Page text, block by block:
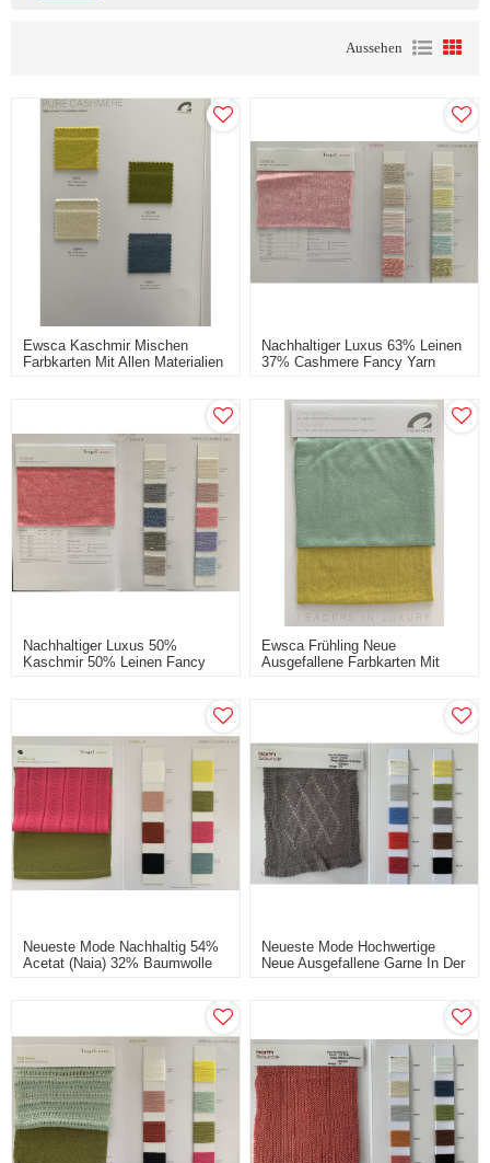
Aussehen
Ewsca Kaschmir Mischen
Farbkarten Mit Allen Materialien
Nachhaltiger Luxus 63% Leinen
37% Cashmere Fancy Yarn
Nachhaltiger Luxus 50%
Kaschmir 50% Leinen Fancy
Ewsca Frühling Neue
Ausgefallene Farbkarten Mit
Neueste Mode Nachhaltig 54%
Acetat (Naia) 32% Baumwolle
Neueste Mode Hochwertige
Neue Ausgefallene Garne In Der